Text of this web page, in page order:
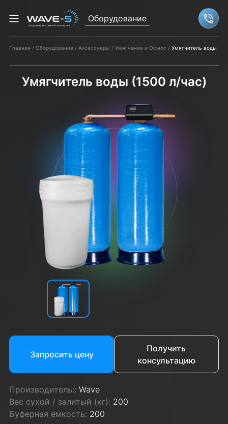
Оборудование
Главная Оборудование Аксессуары Умягчение и Осмос Умягчитель воды
Умягчитель воды (1500 л/час)
Запросить цену
Получить
консультацию
Производитель::Wave
Вес сухой / залитый (кг): 200
Буферная емкость: 200